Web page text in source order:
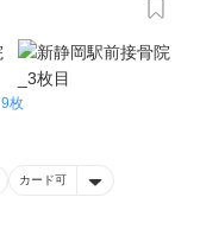
9枚
カード可